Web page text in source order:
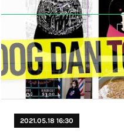
2021.05.18 16:30